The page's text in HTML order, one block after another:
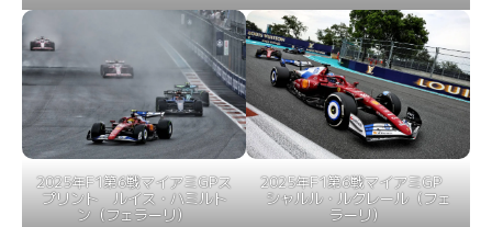
2025年F1第6戦マイアミGPス
プリント ルイス・ハミルト
ン（フェラーリ）
2025年F1第6戦マイアミGP
シャルル・ルクレール（フェ
ラーリ）